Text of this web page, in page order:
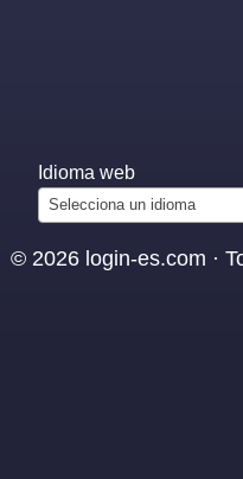
Idioma web
Selecciona un idioma
© 2026 login-es.com ·